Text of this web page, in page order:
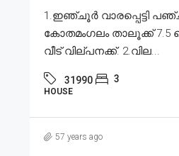
1.ഇഞ്ചൂർ വാരപ്പെട്ടി
കോതമംഗലം താലൂക്ക് 7.5
വീട് വില്പനക്ക്. 2.വില...
31990 3
HOUSE
57 years ago